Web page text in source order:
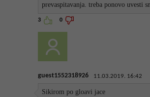
prevaspitavanja. treba ponovo uvesti
3 0
guest1552318926 11.03.2019. 16:42
Sikirom po gloavi jace